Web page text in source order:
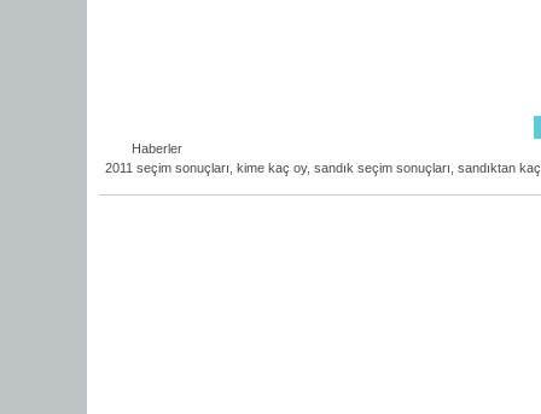
Haberler
2011 seçim sonuçları kime kaç oy, sandık seçim sonuçları sandıktan